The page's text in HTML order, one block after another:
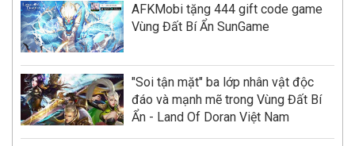
AFKMobi tặng 444 gift code game
Vùng Đất Bí Ẩn SunGame
"Soi tận mặt" ba lớp nhân vật độc
đáo và mạnh mẽ trong Vùng Đất Bí
Ẩn - Land Of Doran Việt Nam